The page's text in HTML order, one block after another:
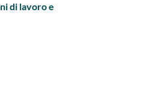
di lavoro e